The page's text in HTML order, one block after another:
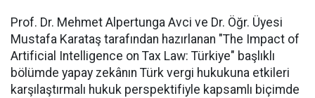
Prof. Dr. Mehmet Alpertunga Avci ve Dr. Öğr. Üyesi
Mustafa Karataş tarafından hazırlanan "The Impact of
Artificial Intelligence on Tax Law: Türkiye" başlıklı
bölümde yapay zekânın Türk vergi hukukuna etkileri
karşılaştırmalı hukuk perspektifiyle kapsamlı biçimde